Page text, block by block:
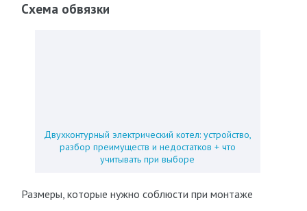
Схема обвязки
Двухконтурный электрический котел: устройство,
разбор преимуществ и недостатков + что
учитывать при выборе
Размеры, которые нужно соблюсти при монтаже